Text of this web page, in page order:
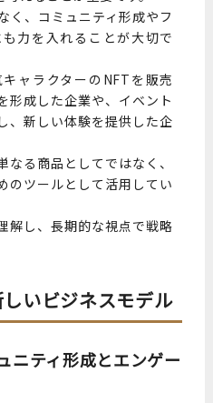
く、コミュニティ形成やフ
力を入れることが大切で
ャラクターのNFTを販売
形成した企業や、イベント
、新しい体験を提供した企
る商品としてではなく、
のツールとして活用してい
解し、長期的な視点で戦略
いビジネスモデル
ニティ形成とエンゲー